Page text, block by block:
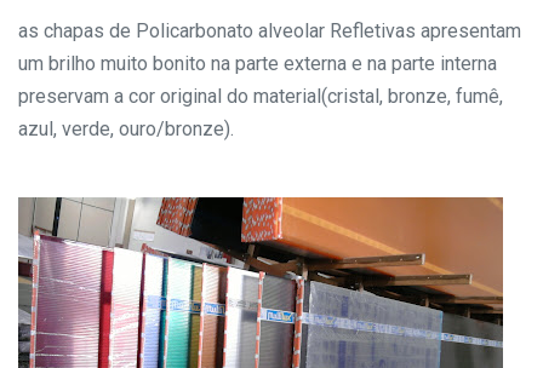
as chapas de Policarbonato alveolar Refletivas apresentam
um brilho muito bonito na parte externa e na parte interna
preservam a cor original do material(cristal, bronze, fumê,
azul, verde, ouro/bronze).